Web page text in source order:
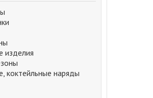
изделия
коктейльные наряды